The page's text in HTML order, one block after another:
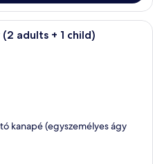
Egy kétágyas szoba, íróasztallal,
adults + 1 child)
kanapé (egyszemélyes ágy